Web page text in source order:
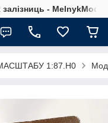
залізниць -
1:87.H0